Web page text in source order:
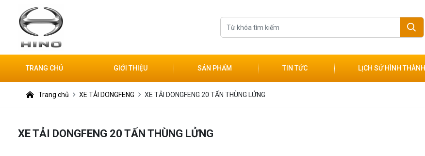
TRANG CHỦ GIỚI THIỆU SẢN PHẨM TIN TỨC LỊCH SỬ HÌNH THÀNH
Trang chủ XE TẢI DONGFENG XE TẢI DONGFENG 20 TẤN THÙNG LỬNG
XE TẢI DONGFENG 20 TẤN THÙNG LỬNG